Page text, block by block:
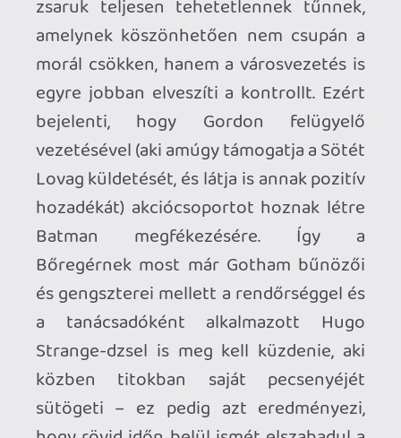
bizonyos érmének a másik oldalán foglal
helyet.
A Batman ellen folytatott, meglepően
hatékony pszichológiai hadviselés egy
pontján persze ismét középpontba kerül
az unalomig ismételt, ámde annál
fontosabb momentum, azaz a Wayne-
szülők meggyilkolása, amit nyilván alap
esetben joggal mondhatnánk
alibizésnek, ócska kifogásnak, hogy az
írónak nem volt értelmes ötlete a